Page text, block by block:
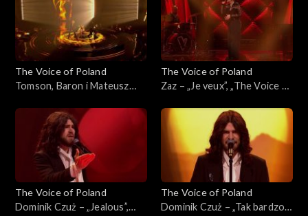
2025
The Voice of Poland
Tomson, Baron i Mateusz
Love”, „The Voice of Poland”,
Finał, 29 listopada 2025
The Voice of Poland
Zaz – „Je veux”, „The Voice of
2025
The Voice of Poland
Dominik Czuż – „Jealous”,
The Voice of Poland
Dominik Czuż – „Tak bardzo